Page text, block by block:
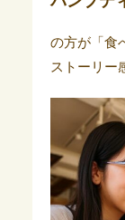
の方が「食
ストーリー